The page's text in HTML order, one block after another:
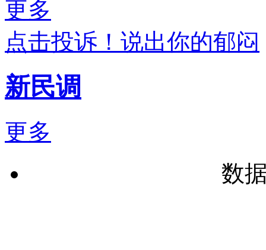
更多
点击投诉！说出你的郁闷
新民调
更多
数